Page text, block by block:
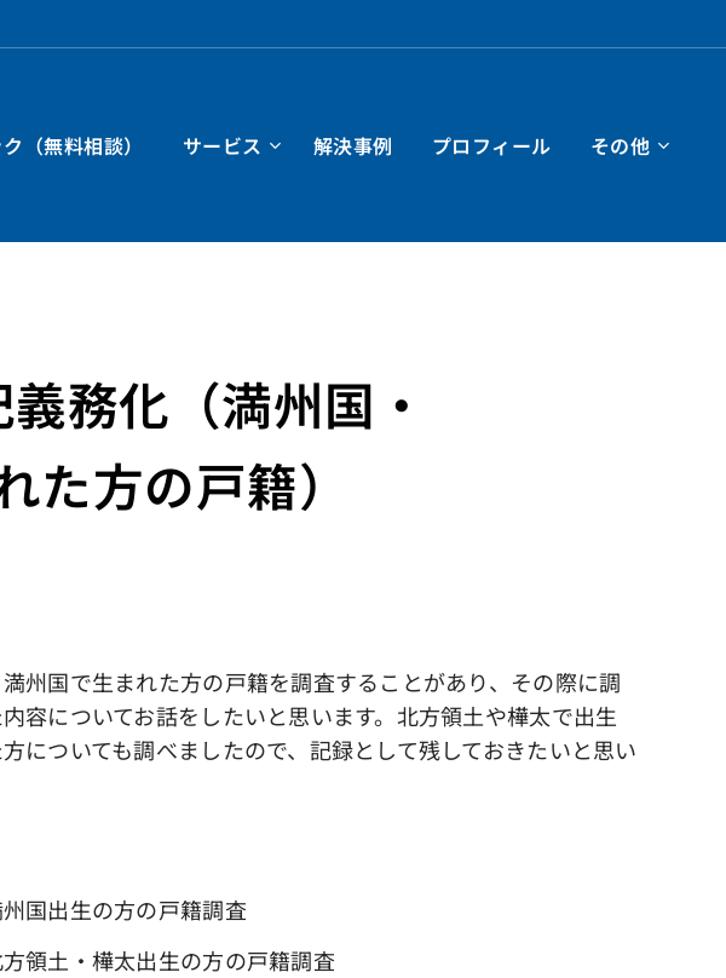
（無料相談） サービス 解決事例 プロフィール その他
務化（満州国・
方の戸籍）
州国で生まれた方の戸籍を調査することがあり、その際に調
容についてお話をしたいと思います。北方領土や樺太で出生
についても調べましたので、記録として残しておきたいと思い
州国出生の方の戸籍調査
方領土・樺太出生の方の戸籍調査